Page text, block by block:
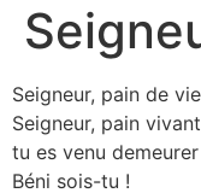
Seigneur, pain de vie
Seigneur, pain
tu es venu
Béni sois-tu !